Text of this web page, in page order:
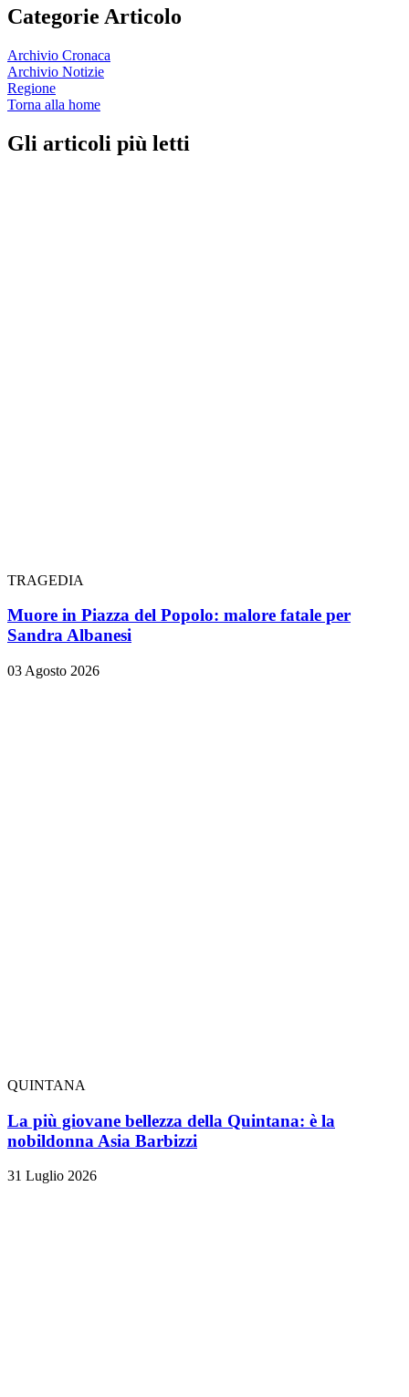
Categorie Articolo
Archivio Cronaca
Archivio Notizie
Regione
Torna alla home
Gli articoli più letti
TRAGEDIA
Muore in Piazza del Popolo: malore fatale per
Sandra Albanesi
03 Agosto 2026
QUINTANA
La più giovane bellezza della Quintana: è la
nobildonna Asia Barbizzi
31 Luglio 2026